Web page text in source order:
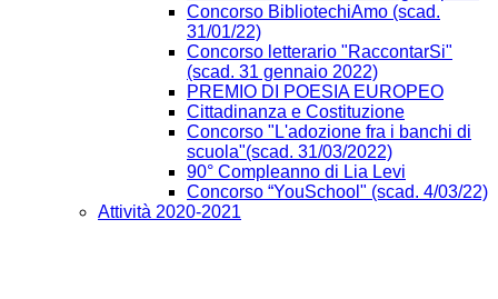
Concorso BibliotechiAmo (scad.
31/01/22)
Concorso letterario "RaccontarSi"
(scad. 31 gennaio 2022)
PREMIO DI POESIA EUROPEO
Cittadinanza e Costituzione
Concorso "L'adozione fra i banchi di
scuola"(scad. 31/03/2022)
90° Compleanno di Lia Levi
Concorso “YouSchool" (scad. 4/03/22)
Attività 2020-2021